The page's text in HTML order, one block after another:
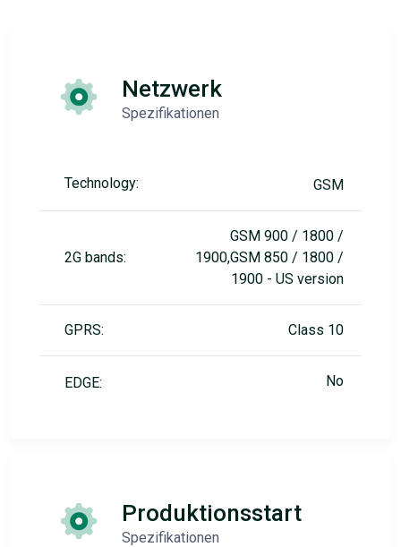
Netzwerk
Spezifikationen
Technology: GSM
2G bands:
GSM 900 / 1800 /
1900,GSM 850 / 1800 /
1900 - US version
GPRS: Class 10
EDGE: No
Produktionsstart
Spezifikationen